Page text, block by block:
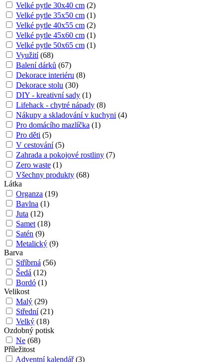
Velké pytle 30x40 cm (2)
Velké pytle 35x50 cm (1)
Velké pytle 40x55 cm (2)
Velké pytle 45x60 cm (1)
Velké pytle 50x65 cm (1)
Využití (68)
Balení dárků (67)
Dekorace interiéru (8)
Dekorace stolu (30)
DIY - kreativní sady (1)
Lifehack - chytré nápady (8)
Nákupy a skladování v kuchyni (4)
Pro domácího mazlíčka (1)
Pro děti (5)
V cestování (5)
Zahrada a pokojové rostliny (7)
Zero waste (1)
Všechny produkty (68)
Látka
Organza (19)
Bavlna (1)
Juta (12)
Samet (18)
Satén (9)
Metalický (9)
Barva
Stříbrná (56)
Šedá (12)
Bordó (1)
Velikost
Malý (29)
Střední (21)
Velký (18)
Ozdobný potisk
Ne (68)
Příležitost
Adventní kalendář (3)